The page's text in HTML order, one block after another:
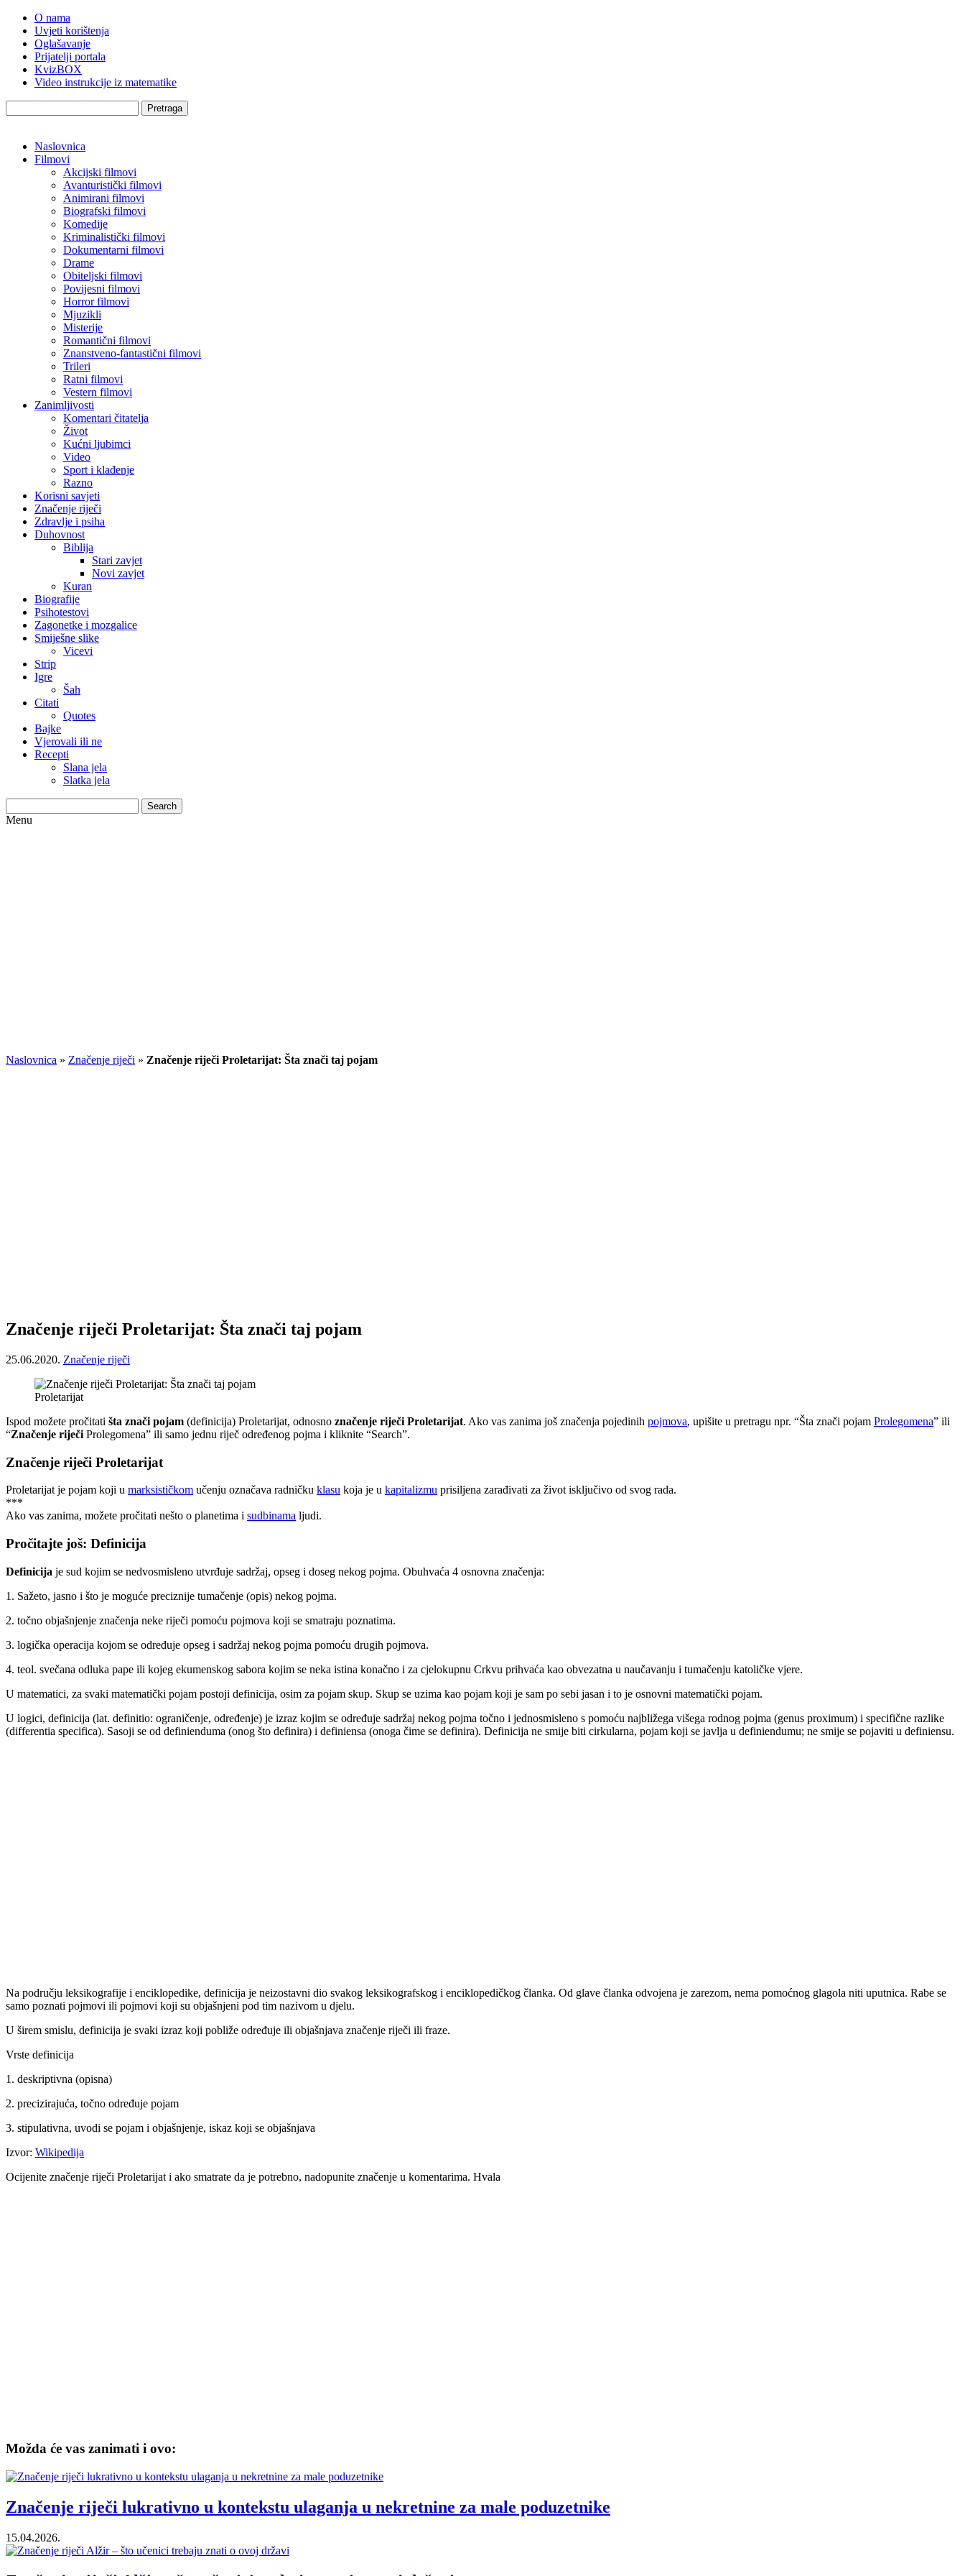
O nama
Uvjeti korištenja
Oglašavanje
Prijatelji portala
KvizBOX
Video instrukcije iz matematike
Pretraga
Naslovnica
Filmovi
Akcijski filmovi
Avanturistički filmovi
Animirani filmovi
Biografski filmovi
Komedije
Kriminalistički filmovi
Dokumentarni filmovi
Drame
Obiteljski filmovi
Povijesni filmovi
Horror filmovi
Mjuzikli
Misterije
Romantični filmovi
Znanstveno-fantastični filmovi
Trileri
Ratni filmovi
Vestern filmovi
Zanimljivosti
Komentari čitatelja
Život
Kućni ljubimci
Video
Sport i klađenje
Razno
Korisni savjeti
Značenje riječi
Zdravlje i psiha
Duhovnost
Biblija
Stari zavjet
Novi zavjet
Kuran
Biografije
Psihotestovi
Zagonetke i mozgalice
Smiješne slike
Vicevi
Strip
Igre
Šah
Citati
Quotes
Bajke
Vjerovali ili ne
Recepti
Slana jela
Slatka jela
Search
Menu
Naslovnica » Značenje riječi » Značenje riječi Proletarijat: Šta znači taj pojam
Značenje riječi Proletarijat: Šta znači taj pojam
25.06.2020. Značenje riječi
Proletarijat
Ispod možete pročitati šta znači pojam (definicija) Proletarijat, odnosno značenje riječi Proletarijat. Ako vas zanima još značenja pojedinih pojmova, upišite u pretragu npr. “Šta znači pojam Prolegomena” ili
“Značenje riječi Prolegomena” ili samo jednu riječ određenog pojma i kliknite “Search”.
Značenje riječi Proletarijat
Proletarijat je pojam koji u marksističkom učenju označava radničku klasu koja je u kapitalizmu prisiljena zarađivati za život isključivo od svog rada.
***
Ako vas zanima, možete pročitati nešto o planetima i sudbinama ljudi.
Pročitajte još: Definicija
Definicija je sud kojim se nedvosmisleno utvrđuje sadržaj, opseg i doseg nekog pojma. Obuhvaća 4 osnovna značenja:
1. Sažeto, jasno i što je moguće preciznije tumačenje (opis) nekog pojma.
2. točno objašnjenje značenja neke riječi pomoću pojmova koji se smatraju poznatima.
3. logička operacija kojom se određuje opseg i sadržaj nekog pojma pomoću drugih pojmova.
4. teol. svečana odluka pape ili kojeg ekumenskog sabora kojim se neka istina konačno i za cjelokupnu Crkvu prihvaća kao obvezatna u naučavanju i tumačenju katoličke vjere.
U matematici, za svaki matematički pojam postoji definicija, osim za pojam skup. Skup se uzima kao pojam koji je sam po sebi jasan i to je osnovni matematički pojam.
U logici, definicija (lat. definitio: ograničenje, određenje) je izraz kojim se određuje sadržaj nekog pojma točno i jednosmisleno s pomoću najbližega višega rodnog pojma (genus proximum) i specifične razlike
(differentia specifica). Sasoji se od definienduma (onog što definira) i definiensa (onoga čime se definira). Definicija ne smije biti cirkularna, pojam koji se javlja u definiendumu; ne smije se pojaviti u definiensu.
Na području leksikografije i enciklopedike, definicija je neizostavni dio svakog leksikografskog i enciklopedičkog članka. Od glave članka odvojena je zarezom, nema pomoćnog glagola niti uputnica. Rabe se
samo poznati pojmovi ili pojmovi koji su objašnjeni pod tim nazivom u djelu.
U širem smislu, definicija je svaki izraz koji pobliže određuje ili objašnjava značenje riječi ili fraze.
Vrste definicija
1. deskriptivna (opisna)
2. precizirajuća, točno određuje pojam
3. stipulativna, uvodi se pojam i objašnjenje, iskaz koji se objašnjava
Izvor: Wikipedija
Ocijenite značenje riječi Proletarijat i ako smatrate da je potrebno, nadopunite značenje u komentarima. Hvala
Možda će vas zanimati i ovo:
Značenje riječi lukrativno u kontekstu ulaganja u nekretnine za male poduzetnike
15.04.2026.